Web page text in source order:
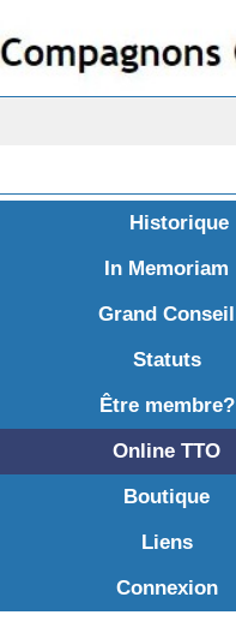
votre langue
Historique
In Memoriam
Grand Conseil
Statuts
Être membre?
Online TTO
Boutique
Liens
Connexion